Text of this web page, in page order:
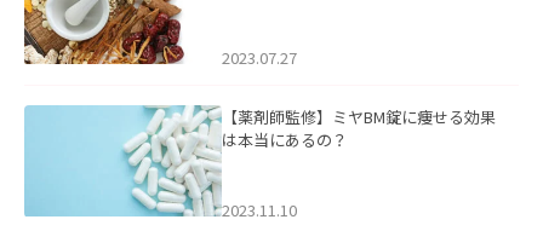
2023.07.27
【薬剤師監修】ミヤBM錠に痩せる効果
は本当にあるの？
2023.11.10